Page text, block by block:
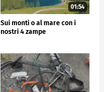
01:54
Sui monti o al mare con i
nostri 4 zampe